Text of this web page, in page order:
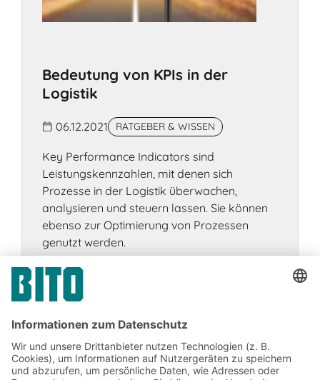
Bedeutung von KPIs in der
Logistik
06.12.2021 RATGEBER & WISSEN
Key Performance Indicators sind
Leistungskennzahlen, mit denen sich
Prozesse in der Logistik überwachen,
analysieren und steuern lassen. Sie können
ebenso zur Optimierung von Prozessen
genutzt werden.